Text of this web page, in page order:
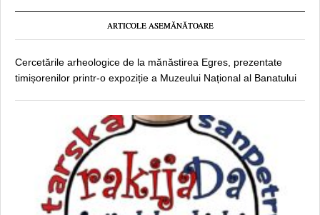
ARTICOLE ASEMĂNĂTOARE
Cercetările arheologice de la mănăstirea Egres, prezentate
timișorenilor printr-o expoziție a Muzeului Național al Banatului